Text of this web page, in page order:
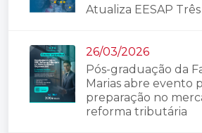
Atualiza EESAP
26/03/2026
Pós-graduação da
Marias abre evento
preparação no
reforma tributária